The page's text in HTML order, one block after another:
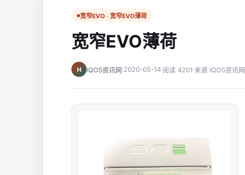
宽窄EVO · 宽窄EVO薄荷
宽窄EVO薄荷
H IQOS资讯网 2020-05-14 阅读 4201 来源 IQOS资讯网